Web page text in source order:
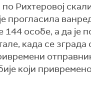
Рихтеровој
прогласила
особе, а да је
када се зграда
који